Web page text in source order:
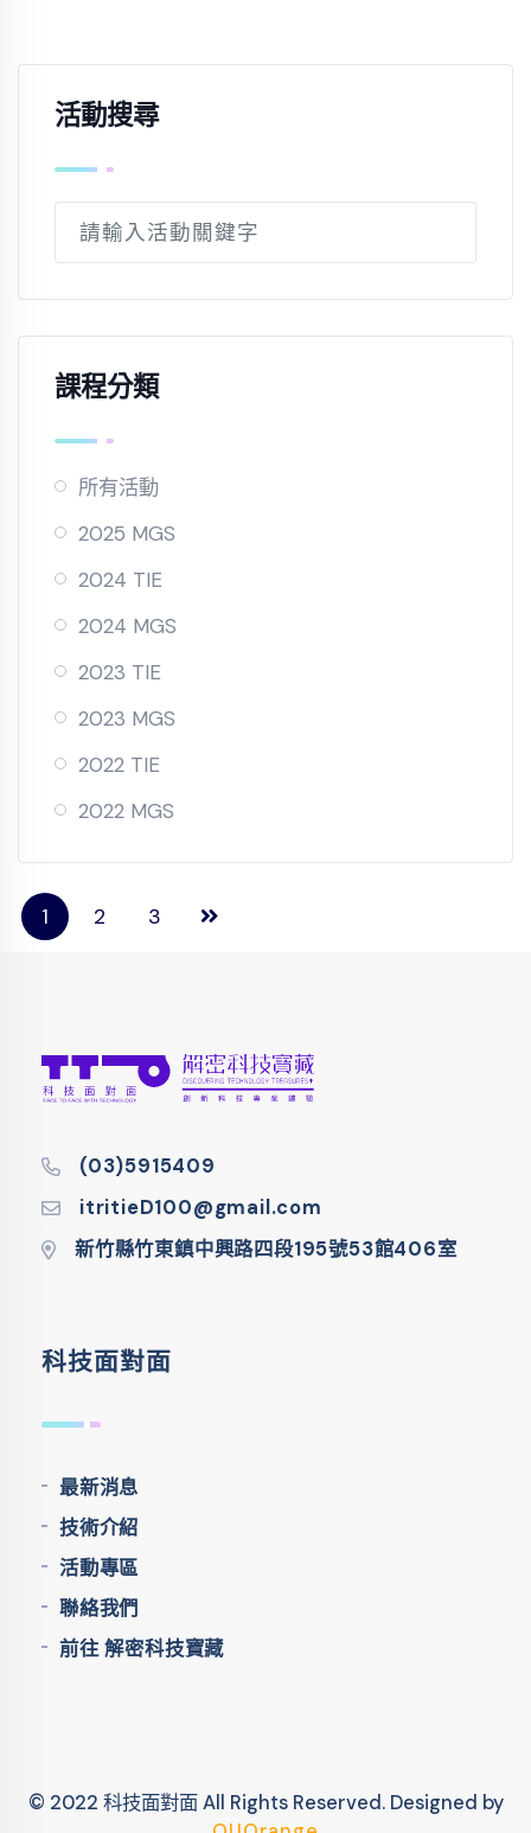
活動搜尋
課程分類
所有活動
2025 MGS
2024 TIE
2024 MGS
2023 TIE
2023 MGS
2022 TIE
2022 MGS
1 2 3
(03)5915409
itritieD100@gmail.com
新竹縣竹東鎮中興路四段195號53館406室
科技面對面
最新消息
技術介紹
活動專區
聯絡我們
前往 解密科技寶藏
© 2022 科技面對面 All Rights Reserved. Designed by